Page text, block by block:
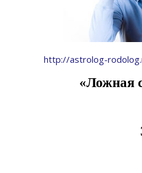
http://astrolog-
«Ложная